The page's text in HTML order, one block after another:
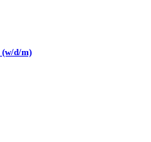
(w/d/m)